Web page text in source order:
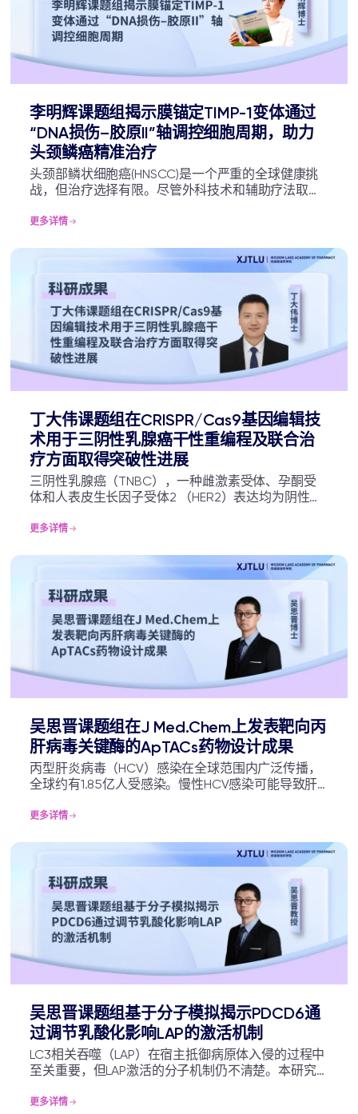
李明辉课题组揭示膜锚定TIMP-1变体通过
“DNA损伤–胶原II”轴调控细胞周期，助力
头颈鳞癌精准治疗
头颈部鳞状细胞癌(HNSCC)是一个严重的全球健康挑
战，但治疗选择有限。尽管外科技术和辅助疗法取得
移率的特点。研究人员已经确定了驱动HNSCC增殖和
临床改善仍然有限。口腔鳞状细胞癌CAL27细胞系被
广泛用作体外模型来研究HNSCC的病理生理学和治疗
靶点，因为它们可以模仿HNSCC的侵袭性行为和对常
规治疗的抵抗力。基质金属蛋白酶(MMP)和解整合素金
属蛋白酶(ADAM)在HNSCC的启动和进展中起关键作
用，它们的活性受基质金属蛋白酶组织抑制剂(TIMP)
的控制。
更多详情
丁大伟课题组在CRISPR/Cas9基因编辑技
术用于三阴性乳腺癌干性重编程及联合治
疗方面取得突破性进展
三阴性乳腺癌（TNBC），一种雌激素受体、孕酮受
体和人表皮生长因子受体2 （HER2）表达均为阴性的
点。化疗对TNBC等速生瘤有较好的疗效。然而，临
和转移等缺陷，因此迫切需要开发针对TNBC的有效
治疗策略。越来越多的证据表明，化疗疗效受限归因
于癌症干细胞（CSCs）。
更多详情
吴思晋课题组在J Med.Chem上发表靶向丙
肝病毒关键酶的ApTACs药物设计成果
丙型肝炎病毒（HCV）感染在全球范围内广泛传播，
全球约有1.85亿人受感染。慢性HCV感染可能导致肝
与利巴韦林联合治疗，但由于副作用明显，疗效有
更多详情
吴思晋课题组基于分子模拟揭示PDCD6通
过调节乳酸化影响LAP的激活机制
LC3相关吞噬（LAP）在宿主抵御病原体入侵的过程中
至关重要，但LAP激活的分子机制仍不清楚。本研究
蛋白6（PDCD6）作为LAP的负调节因子。
更多详情